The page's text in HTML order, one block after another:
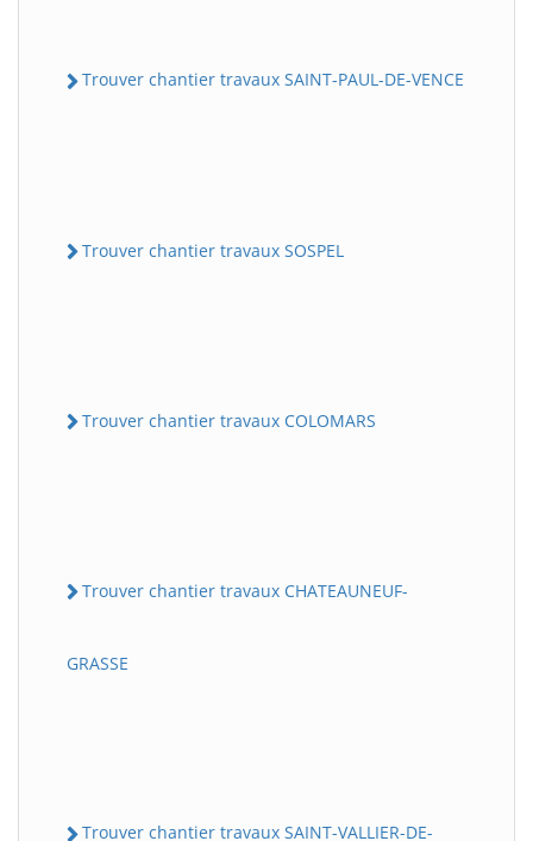
Trouver chantier travaux SAINT-PAUL-DE-VENCE
Trouver chantier travaux SOSPEL
Trouver chantier travaux COLOMARS
Trouver chantier travaux CHATEAUNEUF-
GRASSE
Trouver chantier travaux SAINT-VALLIER-DE-